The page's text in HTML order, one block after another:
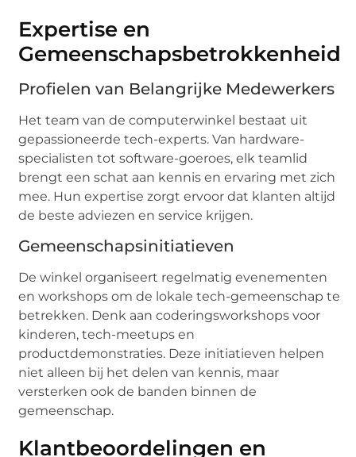
Expertise en
Gemeenschapsbetrokkenheid
Profielen van Belangrijke Medewerkers
Het team van de computerwinkel bestaat uit
gepassioneerde tech-experts. Van hardware-
specialisten tot software-goeroes, elk teamlid
brengt een schat aan kennis en ervaring met zich
mee. Hun expertise zorgt ervoor dat klanten altijd
de beste adviezen en service krijgen.
Gemeenschapsinitiatieven
De winkel organiseert regelmatig evenementen
en workshops om de lokale tech-gemeenschap te
betrekken. Denk aan coderingsworkshops voor
kinderen, tech-meetups en
productdemonstraties. Deze initiatieven helpen
niet alleen bij het delen van kennis, maar
versterken ook de banden binnen de
gemeenschap.
Klantbeoordelingen en